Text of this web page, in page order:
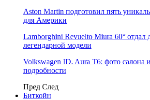
Aston Martin подготовил пять
для Америки
Lamborghini Revuelto Miura 60° отдал
легендарной модели
Volkswagen ID. Aura T6: фото салона
подробности
Пред След
Биткойн